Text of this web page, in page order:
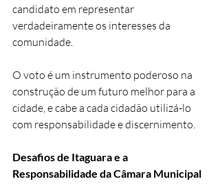
candidato em representar
verdadeiramente os interesses da
comunidade.
O voto é um instrumento poderoso na
construção de um futuro melhor para a
cidade, e cabe a cada cidadão utilizá-lo
com responsabilidade e discernimento.
Desafios de Itaguara e a
Responsabilidade da Câmara Municipal